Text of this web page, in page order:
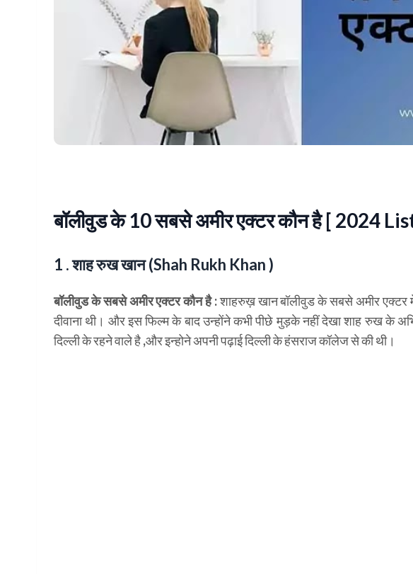
बॉलीवुड के 10 सबसे अमीर एक्टर कौन है [ 2024
1 . शाह रुख खान (Shah Rukh Khan )
बॉलीवुड के सबसे अमीर एक्टर कौन है :शाहरुख़ खान बॉलीवुड के सबसे अमीर
दीवाना थी। और इस फिल्म के बाद उन्होंने कभी पीछे मुड़के नहीं देखा शाह रुख के
दिल्ली के रहने वाले है ,और इन्होने अपनी पढ़ाई दिल्ली के हंसराज कॉलेज से की थी।